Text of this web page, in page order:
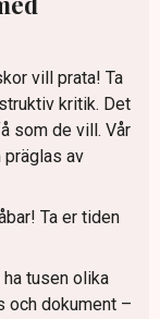
vill prata! Ta
kritik. Det
som de vill. Vår
präglas av
Ta er tiden
tusen olika
och dokument –